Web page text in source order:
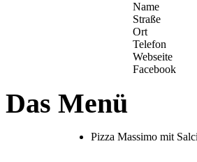
Name
Straße
Ort
Telefon
Webseite
Facebook
Das Menü
Pizza Massimo mit